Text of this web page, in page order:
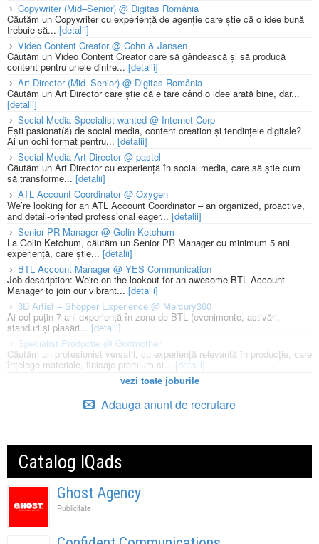
Copywriter (Mid–Senior) @ Digitas România
Căutăm un Copywriter cu experiență de agenție care știe că o idee bună
trebuie să... [detalii]
Video Content Creator @ Cohn & Jansen
Căutăm un Video Content Creator care să gândească și să producă
content pentru unele dintre... [detalii]
Art Director (Mid–Senior) @ Digitas România
Căutăm un Art Director care știe că e tare când o idee arată bine, dar...
[detalii]
Social Media Specialist wanted @ Internet Corp
Ești pasionat(ă) de social media, content creation și tendințele digitale?
Ai un ochi format pentru... [detalii]
Social Media Art Director @ pastel
Căutăm un Art Director cu experiență în social media, care să știe cum
să transforme... [detalii]
ATL Account Coordinator @ Oxygen
We’re looking for an ATL Account Coordinator – an organized, proactive,
and detail-oriented professional eager... [detalii]
Senior PR Manager @ Golin Ketchum
La Golin Ketchum, căutăm un Senior PR Manager cu minimum 5 ani
experiență, care știe... [detalii]
BTL Account Manager @ YES Communication
Job description: We're on the lookout for an awesome BTL Account
Manager to join our vibrant... [detalii]
3D Artist – Shopper Experience @ Mercury360
Ai cel puțin 7 ani experiență în zona de BTL (evenimente, activări,
standuri și plasări...[detalii]
Specialist Productie @ Godmother
Căutăm un profesionist versatil, cu experiență relevantă în producție, care
înțelege materiale, finisaje premium și... [detalii]
vezi toate joburile
Adauga anunt de recrutare
Catalog IQads
Ghost Agency
Publicitate